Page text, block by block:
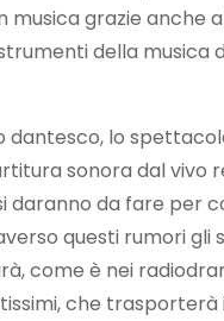
grazie anche
della musica
lo
sonora dal vivo
da fare per
questi rumori gli
come è nei
che trasporterà